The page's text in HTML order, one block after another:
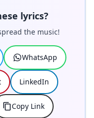
lyrics?
the music!
WhatsApp
LinkedIn
Copy Link